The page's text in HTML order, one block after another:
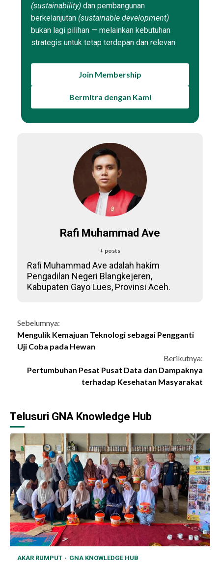
(sustainability) dan pembangunan
berkelanjutan (sustainable development)
bukan lagi pilihan — melainkan kebutuhan
strategis untuk tetap terdepan dan relevan.
Join Membership
Bermitra dengan Kami
Rafi Muhammad Ave
+ posts
Rafi Muhammad Ave adalah hakim
Pengadilan Negeri Blangkejeren,
Kabupaten Gayo Lues, Provinsi Aceh.
Continue
Reading
Sebelumnya:
Mengulik Kemajuan Teknologi sebagai Pengganti
Uji Coba pada Hewan
Berikutnya:
Pertumbuhan Pesat Pusat Data dan Dampaknya
terhadap Kesehatan Masyarakat
Telusuri GNA Knowledge Hub
AKAR RUMPUT GNA KNOWLEDGE HUB